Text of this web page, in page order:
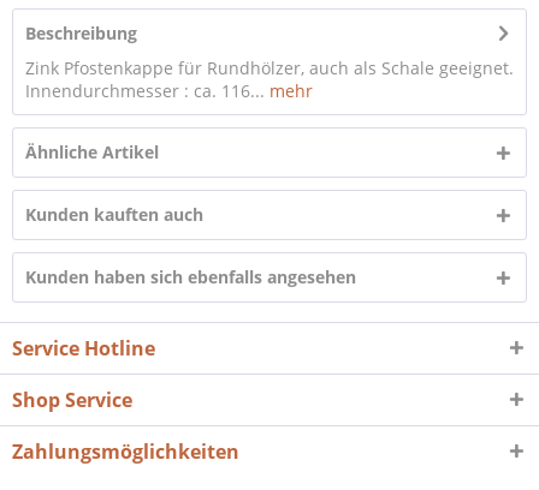
Beschreibung
Zink Pfostenkappe für Rundhölzer, auch als Schale geeignet.
Innendurchmesser : ca. 116... mehr
Ähnliche Artikel
Kunden kauften auch
Kunden haben sich ebenfalls angesehen
Service Hotline
Shop Service
Zahlungsmöglichkeiten